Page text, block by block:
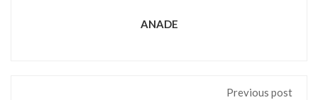
ANADE
Previous post